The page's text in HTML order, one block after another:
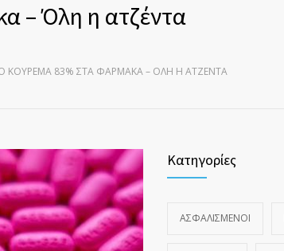
– Όλη η ατζέντα
ΚΟΎΡΕΜΑ 83% ΣΤΑ ΦΆΡΜΑΚΑ – ΌΛΗ Η ΑΤΖΈΝΤΑ
Κατηγορίες
ΑΣΦΑΛΙΣΜΕΝΟΙ